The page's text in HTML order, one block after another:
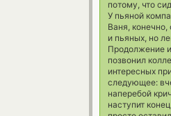
потому, что
У пьяной
Ваня,
и пьяных, но
Продолжение
позвонил
интересных
следующее:
наперебой
наступит